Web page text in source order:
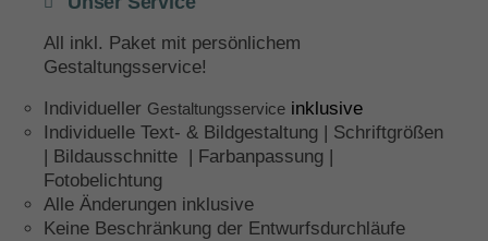
All inkl. Paket mit persönlichem
Gestaltungsservice!
Individueller Gestaltungsservice inklusive
Individuelle Text- & Bildgestaltung | Schriftgrößen
| Bildausschnitte | Farbanpassung |
Fotobelichtung
Alle Änderungen inklusive
Keine Beschränkung der Entwurfsdurchläufe